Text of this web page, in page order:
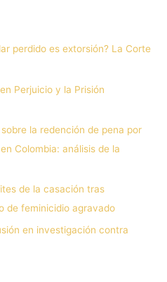
perdido es extorsión? La Corte
Perjuicio y la Prisión
la redención de pena por
Colombia: análisis de la
de la casación tras
de feminicidio agravado
en investigación contra